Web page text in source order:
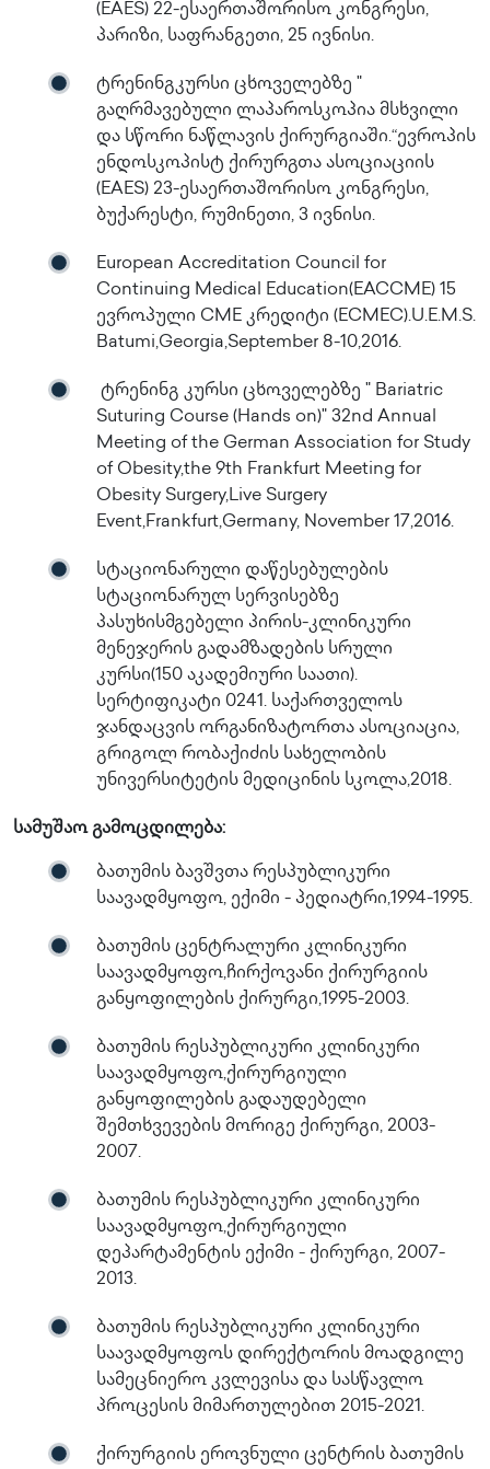
(EAES) 22-ესაერთაშორისო კონგრესი,
პარიზი, საფრანგეთი, 25 ივნისი.
ტრენინგკურსი ცხოველებზე "
გაღრმავებული ლაპაროსკოპია მსხვილი
და სწორი ნაწლავის ქირურგიაში.“ევროპის
ენდოსკოპისტ ქირურგთა ასოციაციის
(EAES) 23-ესაერთაშორისო კონგრესი,
ბუქარესტი, რუმინეთი, 3 ივნისი.
European Accreditation Council for
Continuing Medical Education(EACCME) 15
ევროპული CME კრედიტი (ECMEC).U.E.M.S.
Batumi,Georgia,September 8-10,2016.
ტრენინგ კურსი ცხოველებზე " Bariatric
Suturing Course (Hands on)" 32nd Annual
Meeting of the German Association for Study
of Obesity,the 9th Frankfurt Meeting for
Obesity Surgery,Live Surgery
Event,Frankfurt,Germany, November 17,2016.
სტაციონარული დაწესებულების
სტაციონარულ სერვისებზე
პასუხისმგებელი პირის-კლინიკური
მენეჯერის გადამზადების სრული
კურსი(150 აკადემიური საათი).
სერტიფიკატი 0241. საქართველოს
ჯანდაცვის ორგანიზატორთა ასოციაცია,
გრიგოლ რობაქიძის სახელობის
უნივერსიტეტის მედიცინის სკოლა,2018.
სამუშაო გამოცდილება:
ბათუმის ბავშვთა რესპუბლიკური
საავადმყოფო, ექიმი - პედიატრი,1994-1995.
ბათუმის ცენტრალური კლინიკური
საავადმყოფო,ჩირქოვანი ქირურგიის
განყოფილების ქირურგი,1995-2003.
ბათუმის რესპუბლიკური კლინიკური
საავადმყოფო,ქირურგიული
განყოფილების გადაუდებელი
შემთხვევების მორიგე ქირურგი, 2003-
2007.
ბათუმის რესპუბლიკური კლინიკური
საავადმყოფო,ქირურგიული
დეპარტამენტის ექიმი - ქირურგი, 2007-
2013.
ბათუმის რესპუბლიკური კლინიკური
საავადმყოფოს დირექტორის მოადგილე
სამეცნიერო კვლევისა და სასწავლო
პროცესის მიმართულებით 2015-2021.
ქირურგიის ეროვნული ცენტრის ბათუმის